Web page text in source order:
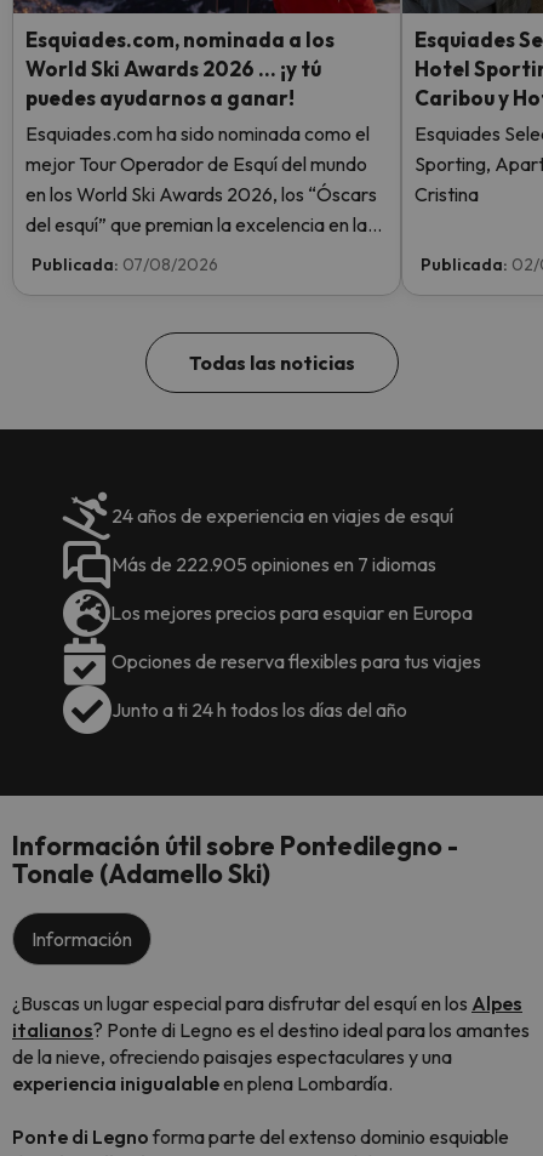
Esquiades.com, nominada a los
World Ski Awards 2026 … ¡y tú
puedes ayudarnos a ganar!
Esquiades.com ha sido nominada como el
mejor Tour Operador de Esquí del mundo
en los World Ski Awards 2026, los “Óscars
del esquí” que premian la excelencia en la
industria del esquí. ¡Vota ahora y ayúdanos
Publicada: 07/08/2026
Esquiades
Hotel
Caribou y
Esquiades
Sporting,
Cristina
Publicada:
Todas las noticias
24 años de experiencia en viajes de esquí
Más de 222.905 opiniones en 7 idiomas
Los mejores precios para esquiar en Europa
Opciones de reserva flexibles para tus viajes
Junto a ti 24 h todos los días del año
Información útil sobre Pontedilegno -
Tonale (Adamello Ski)
Información
¿Buscas un lugar especial para disfrutar del esquí en los Alpes
italianos? Ponte di Legno es el destino ideal para los amantes
de la nieve, ofreciendo paisajes espectaculares y una
experiencia inigualableen plena Lombardía.
Ponte di Legnoforma parte del extenso dominio esquiable